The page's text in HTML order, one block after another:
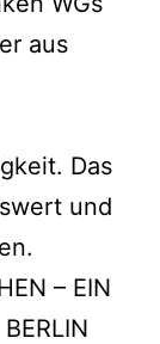
aus
Das
und
– EIN